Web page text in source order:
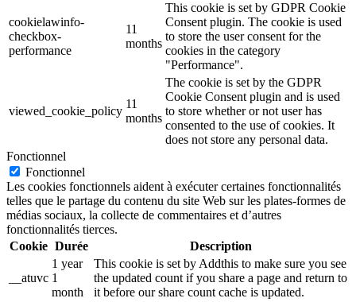
cookielawinfo-
checkbox-
performance
11
months
This cookie is set by GDPR Cookie
Consent plugin. The cookie is used
to store the user consent for the
cookies in the category
"Performance".
viewed_cookie_policy
11
months
The cookie is set by the GDPR
Cookie Consent plugin and is used
to store whether or not user has
consented to the use of cookies. It
does not store any personal data.
Fonctionnel
Fonctionnel
Les cookies fonctionnels aident à exécuter certaines fonctionnalités
telles que le partage du contenu du site Web sur les plates-formes de
médias sociaux, la collecte de commentaires et d’autres
fonctionnalités tierces.
Cookie Durée Description
__atuvc
1 year
1
month
This cookie is set by Addthis to make sure you see
the updated count if you share a page and return to
it before our share count cache is updated.